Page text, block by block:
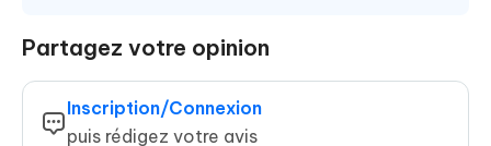
Partagez votre opinion
Inscription/Connexion
puis rédigez votre avis